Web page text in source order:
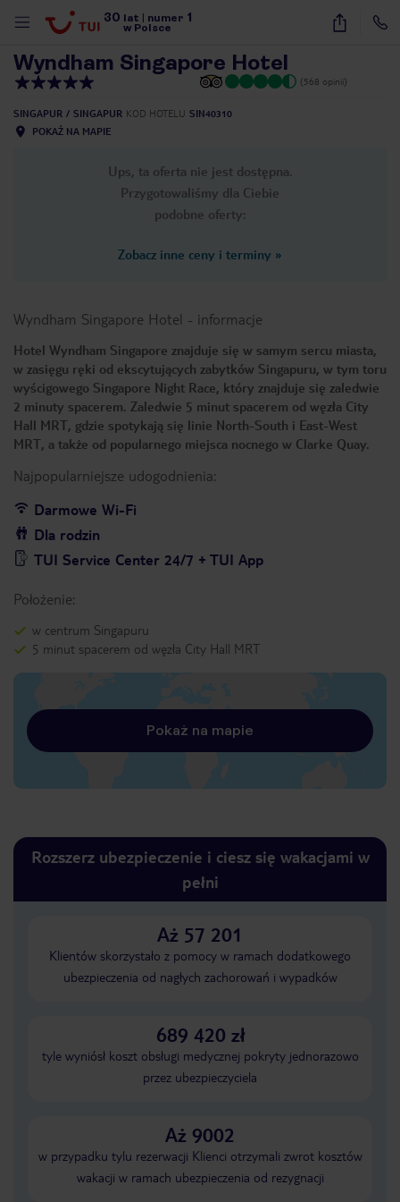
30 lat numer 1
w Polsce
11
Wyndham Singapore Hotel
(568 opinii)
SINGAPUR SINGAPUR KOD HOTELU SIN40310
POKAŻ NA MAPIE
Ups, ta oferta nie jest dostępna.
Przygotowaliśmy dla Ciebie
podobne oferty:
Zobacz inne ceny i terminy »
Wyndham Singapore Hotel - informacje
Hotel Wyndham Singapore znajduje się w samym sercu miasta,
w zasięgu ręki od ekscytujących zabytków Singapuru, w tym toru
wyścigowego Singapore Night Race, który znajduje się zaledwie
2 minuty spacerem. Zaledwie 5 minut spacerem od węzła City
Hall MRT, gdzie spotykają się linie North-South i East-West
MRT, a także od popularnego miejsca nocnego w Clarke Quay.
Najpopularniejsze udogodnienia:
Darmowe Wi-Fi
Dla rodzin
TUI Service Center 24/7 + TUI App
Położenie:
w centrum Singapuru
5 minut spacerem od węzła City Hall MRT
Pokaż na mapie
Rozszerz ubezpieczenie i ciesz się wakacjami w
pełni
Aż 57 201
Klientów skorzystało z pomocy w ramach dodatkowego
ubezpieczenia od nagłych zachorowań i wypadków
689 420 zł
tyle wyniósł koszt obsługi medycznej pokryty jednorazowo
przez ubezpieczyciela
Aż 9002
w przypadku tylu rezerwacji Klienci otrzymali zwrot kosztów
wakacji w ramach ubezpieczenia od rezygnacji